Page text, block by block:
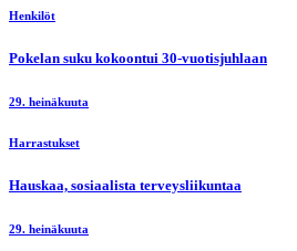
Henkilöt
Pokelan suku kokoontui 30-vuotisjuhlaan
29. heinäkuuta
Harrastukset
Hauskaa, sosiaalista terveysliikuntaa
29. heinäkuuta